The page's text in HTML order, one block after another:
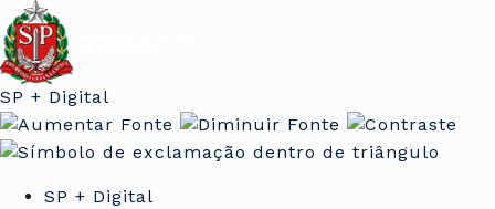
SP + Digital
SP + Digital